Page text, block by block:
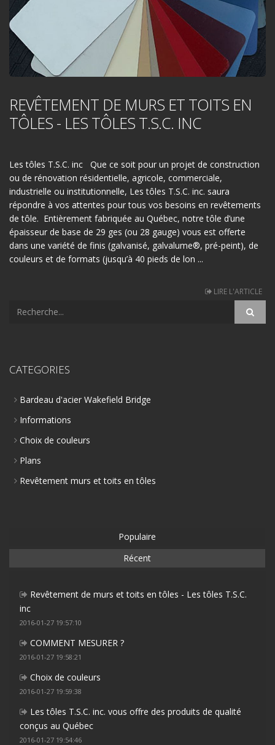
REVÊTEMENT DE MURS ET TOITS EN
TÔLES - LES TÔLES T.S.C. INC
Les tôles T.S.C. inc Que ce soit pour un projet de construction
ou de rénovation résidentielle, agricole, commerciale,
industrielle ou institutionnelle, Les tôles T.S.C. inc. saura
répondre à vos attentes pour tous vos besoins en revêtements
de tôle. Entièrement fabriquée au Québec, notre tôle d’une
épaisseur de base de 29 ges (ou 28 gauge) vous est offerte
dans une variété de finis (galvanisé, galvalume®, pré-peint), de
couleurs et de formats (jusqu’à 40 pieds de lon ...
LIRE L'ARTICLE
CATEGORIES
Bardeau d'acier Wakefield Bridge
Informations
Choix de couleurs
Plans
Revêtement murs et toits en tôles
Populaire
Récent
Revêtement de murs et toits en tôles - Les tôles T.S.C.
inc
2016-01-27 19:57:10
COMMENT MESURER ?
2016-01-27 19:58:21
Choix de couleurs
2016-01-27 19:59:38
Les tôles T.S.C. inc. vous offre des produits de qualité
conçus au Québec
2016-01-27 19:54:46